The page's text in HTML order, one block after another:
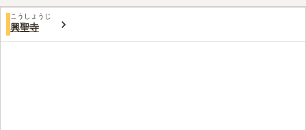
60代女性
最寄り駅周辺には、花屋が二件ほどあり、そこでろうそくや線香
が買える。食事処は霊園のある萬福寺近辺に、和食店、精進料理の店があ
る。墓地の周りは山に囲まれた静かなところです。
こうしょうじ
興聖寺